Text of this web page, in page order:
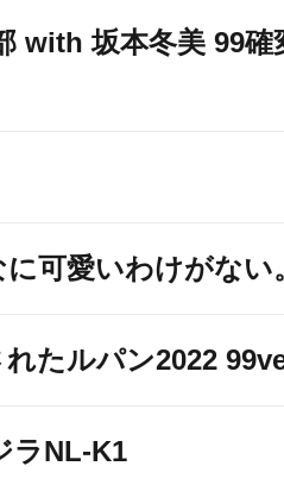
with 坂本冬美 99確
可愛いわけがない
たルパン2022
ラNL-K1